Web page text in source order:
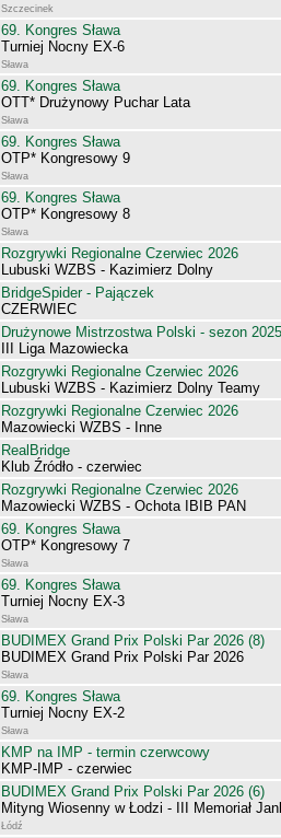
Szczecinek
69. Kongres Sława
Turniej Nocny EX-6
Sława
69. Kongres Sława
OTT* Drużynowy Puchar Lata
Sława
69. Kongres Sława
OTP* Kongresowy 9
Sława
69. Kongres Sława
OTP* Kongresowy 8
Sława
Rozgrywki Regionalne Czerwiec 2026
Lubuski WZBS - Kazimierz Dolny
BridgeSpider - Pajączek
CZERWIEC
Drużynowe Mistrzostwa Polski - sezon
III Liga Mazowiecka
Rozgrywki Regionalne Czerwiec 2026
Lubuski WZBS - Kazimierz Dolny Teamy
Rozgrywki Regionalne Czerwiec 2026
Mazowiecki WZBS - Inne
RealBridge
Klub Źródło - czerwiec
Rozgrywki Regionalne Czerwiec 2026
Mazowiecki WZBS - Ochota IBIB PAN
69. Kongres Sława
OTP* Kongresowy 7
Sława
69. Kongres Sława
Turniej Nocny EX-3
Sława
BUDIMEX Grand Prix Polski Par 2026 (8)
BUDIMEX Grand Prix Polski Par 2026
Sława
69. Kongres Sława
Turniej Nocny EX-2
Sława
KMP na IMP - termin czerwcowy
KMP-IMP - czerwiec
BUDIMEX Grand Prix Polski Par 2026 (6)
Mityng Wiosenny w Łodzi - III Memoriał
Łódź